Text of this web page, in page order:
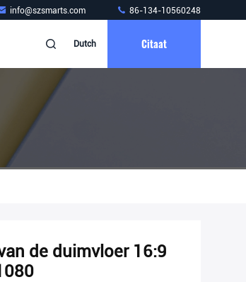
info@szsmarts.com 86-134-10560248
Dutch Citaat
de duimvloer 16:9